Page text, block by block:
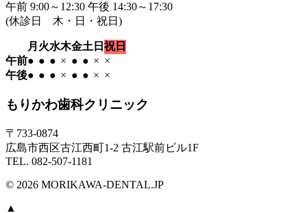
午前 9:00～12:30 午後 14:30～17:30
(休診日 木・日・祝日)
月 火水木金土 日祝日
午前● ● ● × ● ● × ×
午後● ● ● × ● ● × ×
もりかわ歯科クリニック
〒733-0874
広島市西区古江西町1-2 古江駅前ビル1F
TEL. 082-507-1181
© 2026 MORIKAWA-DENTAL.JP
▲